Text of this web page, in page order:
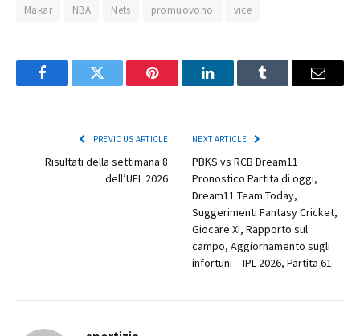
Makar
NBA Nets promuovono vice
FacebookTwitter Pinterest LinkedInTumblr Email
PREVIOUS ARTICLE
Risultati della settimana 8
dell’UFL 2026
NEXT ARTICLE
PBKS vs RCB Dream11
Pronostico Partita di oggi,
Dream11 Team Today,
Suggerimenti Fantasy Cricket,
Giocare XI, Rapporto sul
campo, Aggiornamento sugli
infortuni – IPL 2026, Partita 61